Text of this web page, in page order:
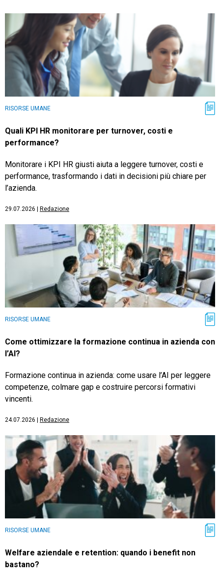
RISORSE UMANE
Quali KPI HR monitorare per turnover, costi e
performance?
Monitorare i KPI HR giusti aiuta a leggere turnover, costi e
performance, trasformando i dati in decisioni più chiare per
l’azienda.
29.07.2026 Redazione
RISORSE UMANE
Come ottimizzare la formazione continua in azienda con
l’AI?
Formazione continua in azienda: come usare l’AI per leggere
competenze, colmare gap e costruire percorsi formativi
vincenti.
24.07.2026 Redazione
RISORSE UMANE
Welfare aziendale e retention: quando i benefit non
bastano?